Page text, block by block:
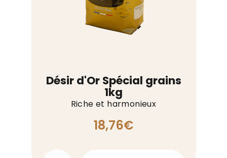
Désir d'Or Spécial grains
1kg
Riche et harmonieux
18,76€